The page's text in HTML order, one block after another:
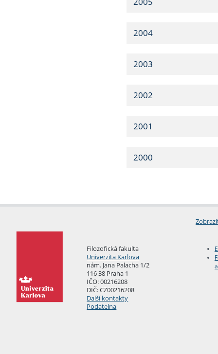
2004
2003
2002
2001
2000
Filozofická fakulta
Univerzita Karlova
nám. Jana Palacha 1/2
116 38 Praha 1
IČO: 00216208
DIČ: CZ00216208
Další kontakty
Podatelna